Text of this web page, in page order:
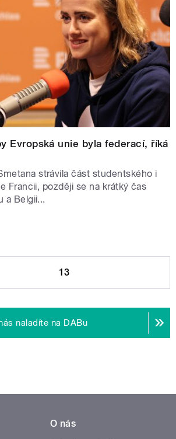
Evropská unie byla federací, říká
strávila část studentského i
Francii, později se na krátký čas
a Belgii...
13
naladíte na DABu
O nás